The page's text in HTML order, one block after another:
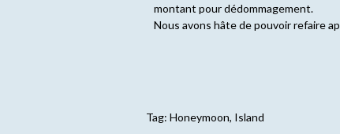
montant pour dédommagement.
Nous avons hâte de pouvoir refaire
Tag: Honeymoon, Island